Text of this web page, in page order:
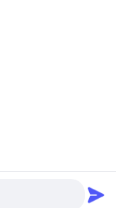
ZT Parts